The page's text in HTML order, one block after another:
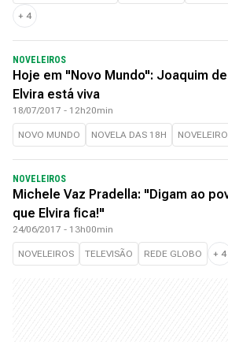
+ 4
NOVELEIROS
Hoje em "Novo Mundo": Joaquim
Elvira está viva
18/07/2017 - 12h20min
NOVO MUNDO NOVELA DAS 18H
NOVELEIROS
Michele Vaz Pradella: "Digam ao
que Elvira fica!"
24/06/2017 - 13h00min
NOVELEIROS TELEVISÃO REDE GLOBO + 4